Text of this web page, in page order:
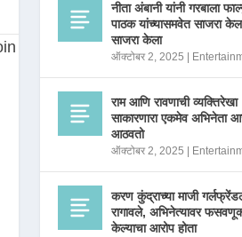
नीता अंबानी यांनी गरबाला
पाठक यांच्यासमवेत साजरा
साजरा केला
ऑक्टोबर 2, 2025
राम आणि रावणाची व्यक्तिरेखा
साकारणारा एकमेव अभिनेता
आठवतो
ऑक्टोबर 2, 2025
करण कुंद्राच्या माजी
रागावले, अभिनेत्यावर
केल्याचा आरोप होता